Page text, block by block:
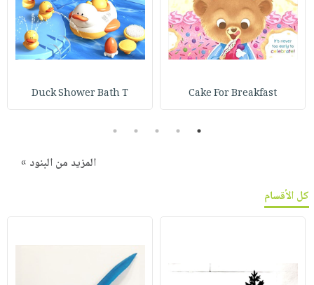
Cake For Breakfast
Duck Shower Bath T
1
2
3
4
5
المزيد من البنود »
كل الأقسام